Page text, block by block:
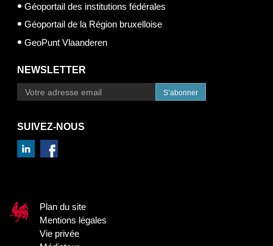
Géoportail des institutions fédérales
Géoportail de la Région bruxelloise
GeoPunt Vlaanderen
NEWSLETTER
S’abonner
SUIVEZ-NOUS
Plan du site
Mentions légales
Vie privée